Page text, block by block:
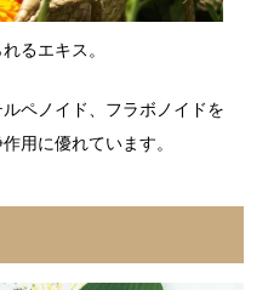
るエキス。
ペノイド、フラボノイドを
用に優れています。